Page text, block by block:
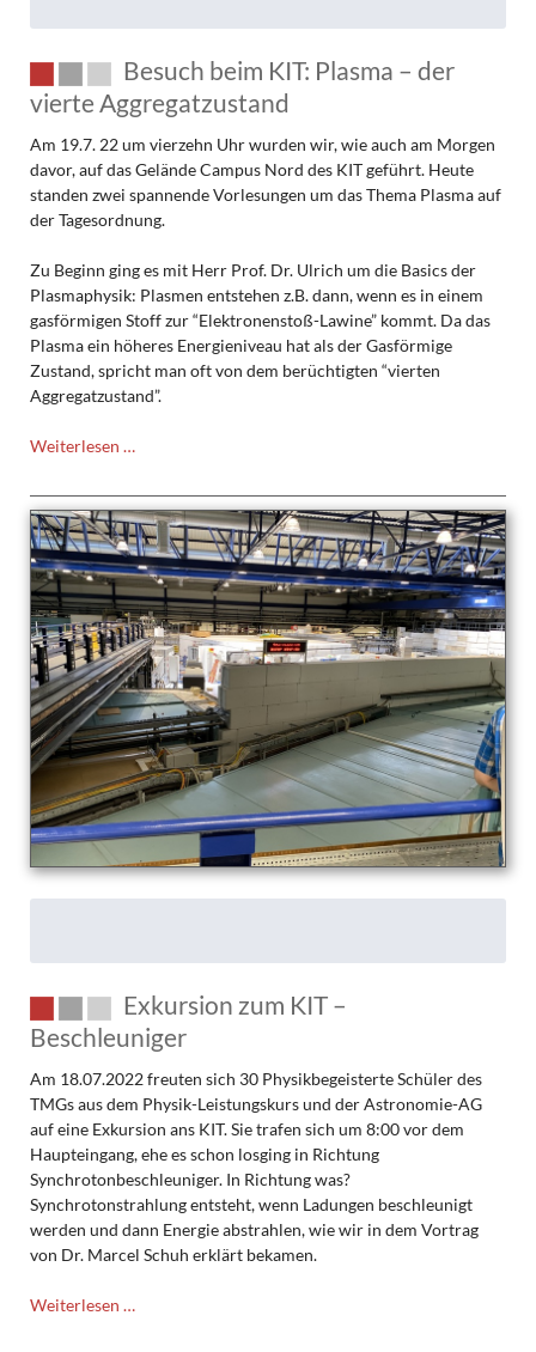
Besuch beim KIT: Plasma – der
vierte Aggregatzustand
Am 19.7. 22 um vierzehn Uhr wurden wir, wie auch am Morgen
davor, auf das Gelände Campus Nord des KIT geführt. Heute
standen zwei spannende Vorlesungen um das Thema Plasma auf
der Tagesordnung.
Zu Beginn ging es mit Herr Prof. Dr. Ulrich um die Basics der
Plasmaphysik: Plasmen entstehen z.B. dann, wenn es in einem
gasförmigen Stoff zur “Elektronenstoß-Lawine” kommt. Da das
Plasma ein höheres Energieniveau hat als der Gasförmige
Zustand, spricht man oft von dem berüchtigten “vierten
Aggregatzustand”.
Weiterlesen …
KIT:
Plasma
–
der
vierte
Aggregatzustand
Exkursion zum KIT –
Beschleuniger
Am 18.07.2022 freuten sich 30 Physikbegeisterte Schüler des
TMGs aus dem Physik-Leistungskurs und der Astronomie-AG
auf eine Exkursion ans KIT. Sie trafen sich um 8:00 vor dem
Haupteingang, ehe es schon losging in Richtung
Synchrotonbeschleuniger. In Richtung was?
Synchrotonstrahlung entsteht, wenn Ladungen beschleunigt
werden und dann Energie abstrahlen, wie wir in dem Vortrag
von Dr. Marcel Schuh erklärt bekamen.
Weiterlesen …